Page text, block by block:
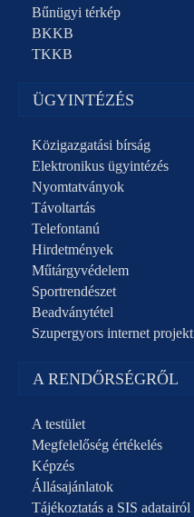
Bűnügyi térkép
BKKB
TKKB
ÜGYINTÉZÉS
Közigazgatási bírság
Elektronikus ügyintézés
Nyomtatványok
Távoltartás
Telefontanú
Hirdetmények
Műtárgyvédelem
Sportrendészet
Beadványtétel
Szupergyors internet projekt
A RENDŐRSÉGRŐL
A testület
Megfelelőség értékelés
Képzés
Állásajánlatok
Tájékoztatás a SIS adatairól